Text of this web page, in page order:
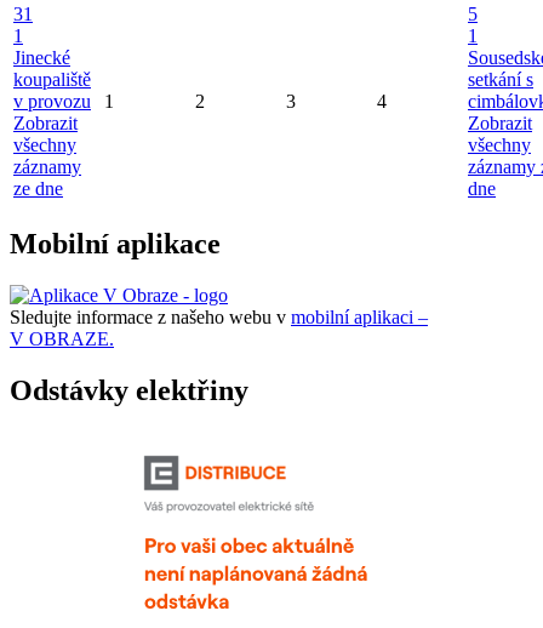
31
1
Jinecké
koupaliště
v provozu
Zobrazit
všechny
záznamy
ze dne
1 2 3 4
5
1
setkání s
Zobrazit
všechny
záznamy
dne
Mobilní aplikace
Sledujte informace z našeho webu v mobilní aplikaci –
V OBRAZE.
Odstávky elektřiny